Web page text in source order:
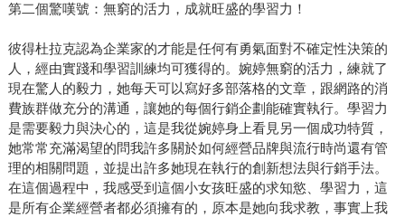
第二個驚嘆號：無窮的活力，成就旺盛的學習力！
彼得杜拉克認為企業家的才能是任何有勇氣面對不確定性決策的
人，經由實踐和學習訓練均可獲得的。婉婷無窮的活力，練就了
現在驚人的毅力，她每天可以寫好多部落格的文章，跟網路的消
費族群做充分的溝通，讓她的每個行銷企劃能確實執行。學習力
是需要毅力與決心的，這是我從婉婷身上看見另一個成功特質，
她常常充滿渴望的問我許多關於如何經營品牌與流行時尚還有管
理的相關問題，並提出許多她現在執行的創新想法與行銷手法。
在這個過程中，我感受到這個小女孩旺盛的求知慾、學習力，這
是所有企業經營者都必須擁有的，原本是她向我求教，事實上我